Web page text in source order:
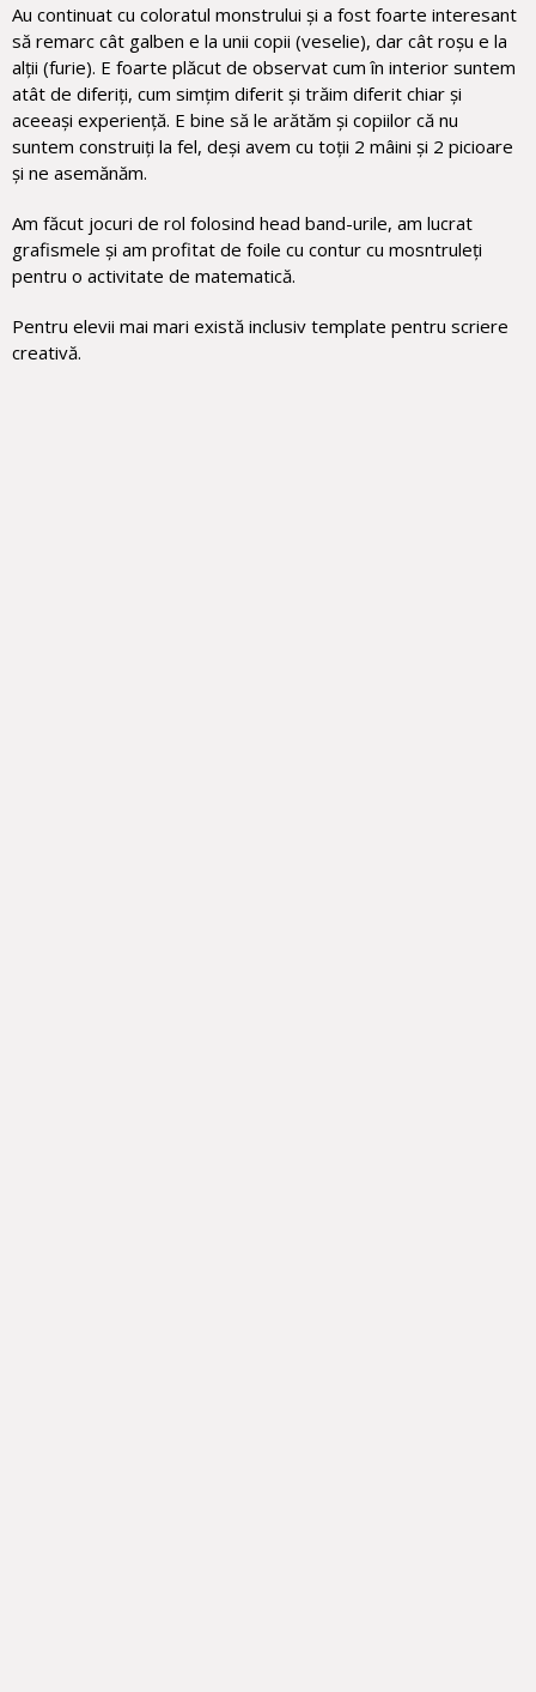
Au continuat cu coloratul monstrului și a fost foarte interesant
să remarc cât galben e la unii copii (veselie), dar cât roșu e la
alții (furie). E foarte plăcut de observat cum în interior suntem
atât de diferiți, cum simțim diferit și trăim diferit chiar și
aceeași experiență. E bine să le arătăm și copiilor că nu
suntem construiți la fel, deși avem cu toții 2 mâini și 2 picioare
și ne asemănăm.
Am făcut jocuri de rol folosind head band-urile, am lucrat
grafismele și am profitat de foile cu contur cu mosntruleți
pentru o activitate de matematică.
Pentru elevii mai mari există inclusiv template pentru scriere
creativă.